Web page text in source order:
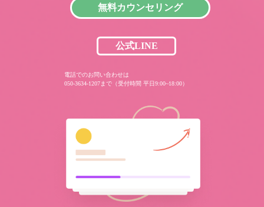
無料カウンセリング
公式LINE
電話でのお問い合わせは
050-3634-1207まで（受付時間 平日9:00~18:00）